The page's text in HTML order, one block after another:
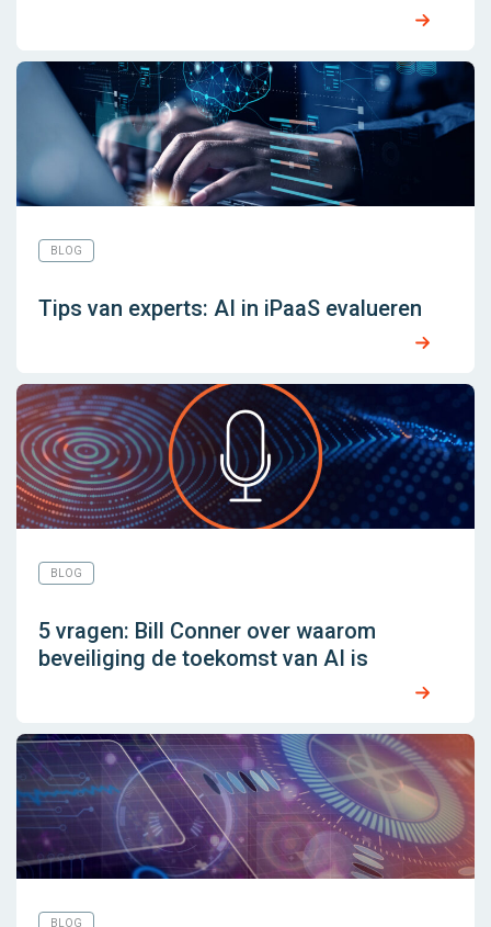
BLOG
Tips van experts: AI in iPaaS evalueren
BLOG
5 vragen: Bill Conner over waarom
beveiliging de toekomst van AI is
BLOG